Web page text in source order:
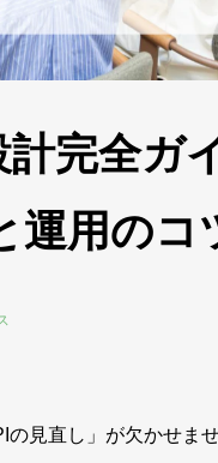
完全ガ
運用のコ
見直し」が欠かせませ